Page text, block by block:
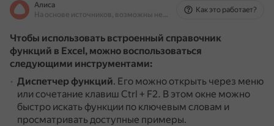
Алиса
На основе источников, возможны неточности
Как это работает?
Чтобы использовать встроенный справочник
функций в Excel, можно воспользоваться
следующими инструментами:
Диспетчер функций. Его можно открыть через меню
или сочетание клавиш Ctrl + F2. В этом окне можно
быстро искать функции по ключевым словам и
просматривать доступные примеры.